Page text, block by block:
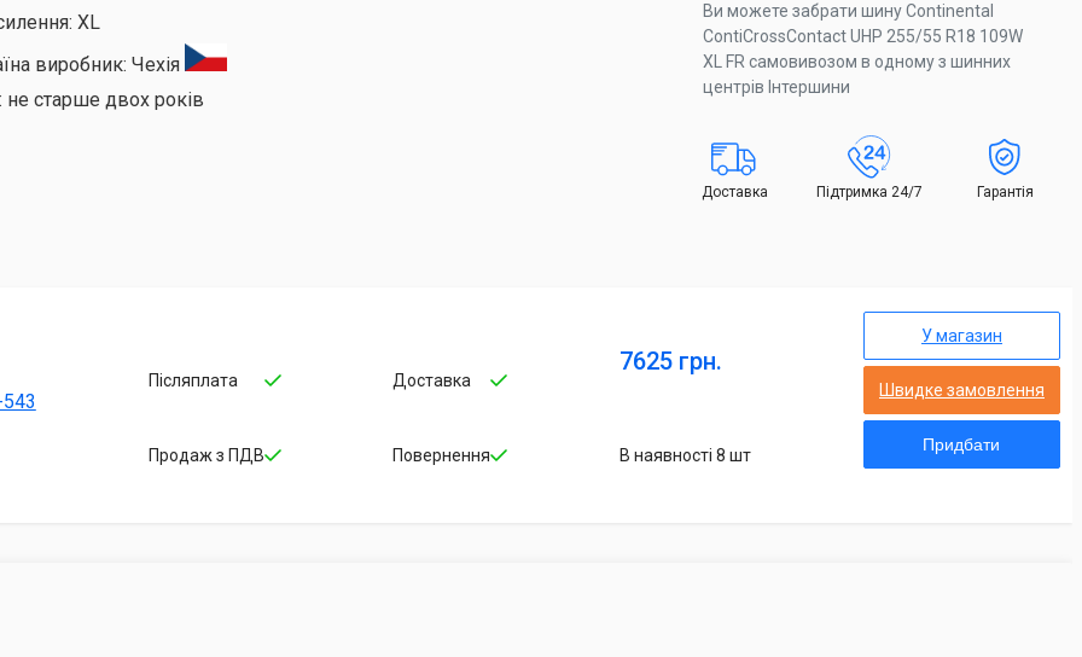
XL
виробник: Чехія
не старше двох років
Ви можете забрати шину Continental
ContiCrossContact UHP 255/55 R18 109W
XL FR самовивозом в одному з шинних
центрів Інтершини
Доставка Підтримка 24/7 Гарантія
Післяплата
Продаж з ПДВ
Доставка
Повернення
7625 грн.
В наявності 8 шт
У магазин
Швидке замовлення
Придбати